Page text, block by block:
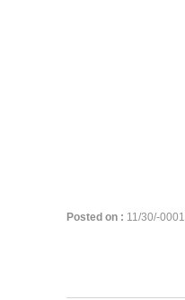
Posted on : 11/30/-0001